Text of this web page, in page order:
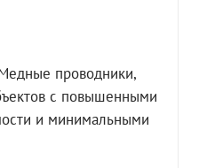
проводники,
с повышенными
и минимальными